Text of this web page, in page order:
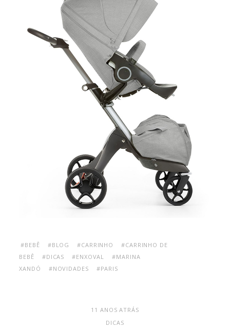
#BEBÊ #BLOG #CARRINHO
#CARRINHO DE
BEBÊ
#DICAS #ENXOVAL
#MARINA
XANDÓ
#NOVIDADES #PARIS
11 ANOS ATRÁS
DICAS